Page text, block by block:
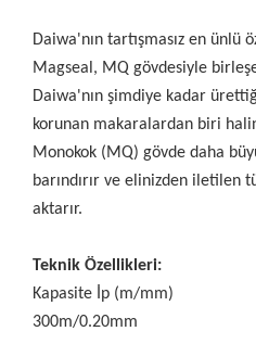
Daiwa'nın tartışmasız en
Magseal, MQ gövdesiyle
Daiwa'nın şimdiye kadar
korunan makaralardan biri
Monokok (MQ) gövde daha
barındırır ve elinizden iletilen
aktarır.
Teknik Özellikleri:
Kapasite İp (m/mm)
300m/0.20mm